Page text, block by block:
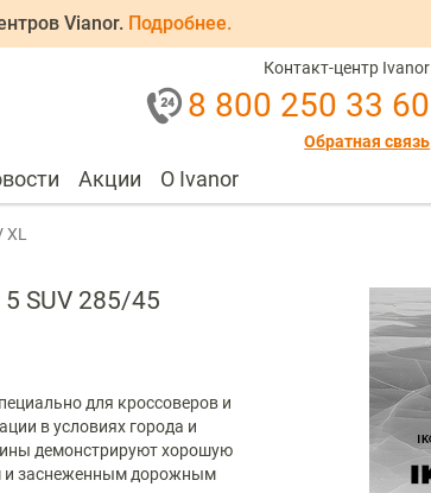
Vianor. Подробнее.
Контакт-центр Ivanor
8 800 250 33 60
Обратная связь
Акции О Ivanor
SUV 285/45
для кроссоверов и
в условиях города и
демонстрируют хорошую
и заснеженным дорожным